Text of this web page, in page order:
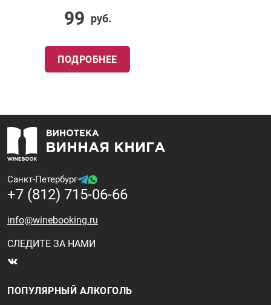
99 руб.
ПОДРОБНЕЕ
Санкт-Петербург
+7 (812) 715-06-66
info@winebooking.ru
СЛЕДИТЕ ЗА НАМИ
ПОПУЛЯРНЫЙ АЛКОГОЛЬ